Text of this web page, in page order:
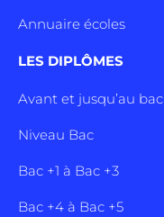
Annuaire écoles
LES DIPLÔMES
Avant et jusqu’au bac
Niveau Bac
Bac +1 à Bac +3
Bac +4 à Bac +5